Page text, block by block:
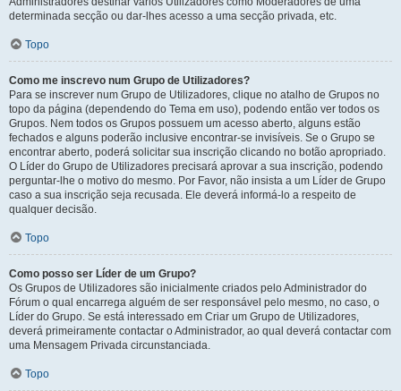
determinada secção ou dar-lhes acesso a uma secção privada, etc.
Topo
Como me inscrevo num Grupo de Utilizadores?
Para se inscrever num Grupo de Utilizadores, clique no atalho de Grupos no
topo da página (dependendo do Tema em uso), podendo então ver todos os
Grupos. Nem todos os Grupos possuem um acesso aberto, alguns estão
fechados e alguns poderão inclusive encontrar-se invisíveis. Se o Grupo se
encontrar aberto, poderá solicitar sua inscrição clicando no botão apropriado.
O Líder do Grupo de Utilizadores precisará aprovar a sua inscrição, podendo
perguntar-lhe o motivo do mesmo. Por Favor, não insista a um Líder de Grupo
caso a sua inscrição seja recusada. Ele deverá informá-lo a respeito de
qualquer decisão.
Topo
Como posso ser Líder de um Grupo?
Os Grupos de Utilizadores são inicialmente criados pelo Administrador do
Fórum o qual encarrega alguém de ser responsável pelo mesmo, no caso, o
Líder do Grupo. Se está interessado em Criar um Grupo de Utilizadores,
deverá primeiramente contactar o Administrador, ao qual deverá contactar com
uma Mensagem Privada circunstanciada.
Topo